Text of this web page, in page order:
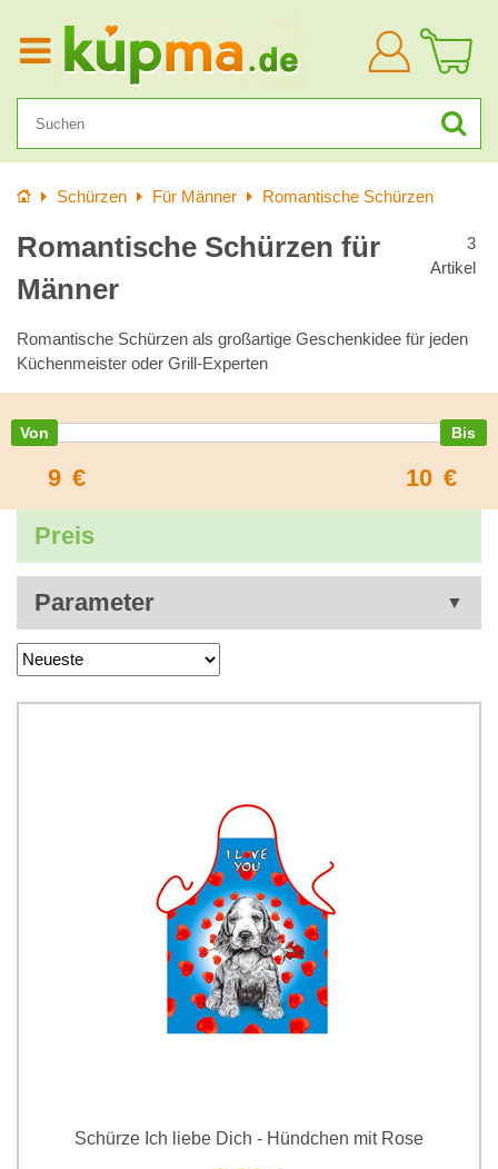
Anmelden
StartseiteSchürzen Für Männer Romantische Schürzen
Romantische Schürzen für
Männer
3
Artikel
Romantische Schürzen als großartige Geschenkidee für jeden
Küchenmeister oder Grill-Experten
9 € 10 €
Preis
Parameter
Schürze Ich liebe Dich - Hündchen mit Rose